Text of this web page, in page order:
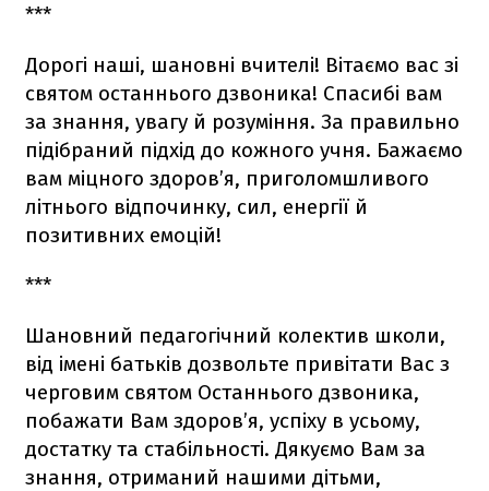
***
Дорогі наші, шановні вчителі! Вітаємо вас зі
святом останнього дзвоника! Спасибі вам
за знання, увагу й розуміння. За правильно
підібраний підхід до кожного учня. Бажаємо
вам міцного здоров’я, приголомшливого
літнього відпочинку, сил, енергії й
позитивних емоцій!
***
Шановний педагогічний колектив школи,
від імені батьків дозвольте привітати Вас з
черговим святом Останнього дзвоника,
побажати Вам здоров’я, успіху в усьому,
достатку та стабільності. Дякуємо Вам за
знання, отриманий нашими дітьми,